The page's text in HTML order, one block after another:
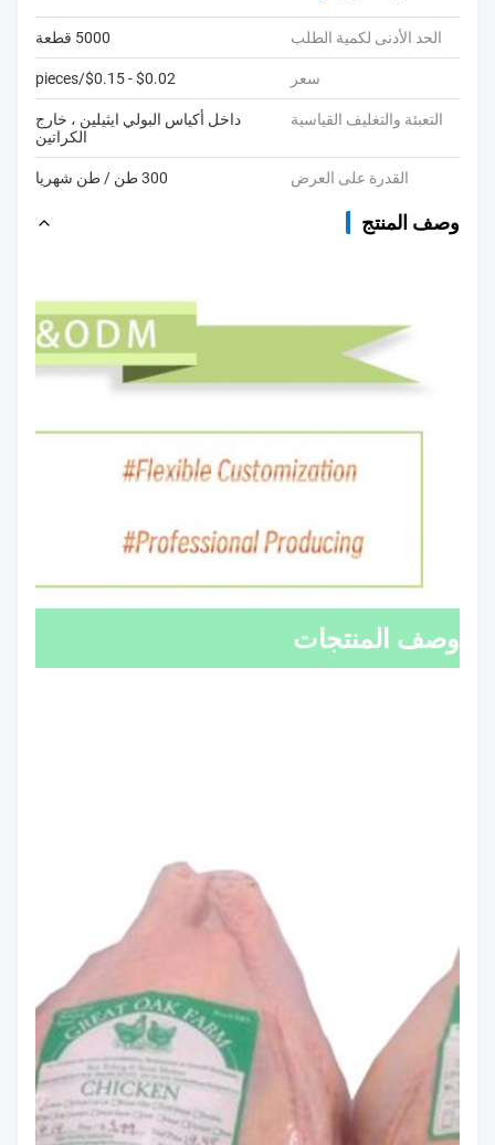
الحد الأدنى لكمية الطلب 5000 قطعة
سعر $0.02 - $0.15/pieces
التعبئة والتغليف القياسية
داخل أكياس البولي ايثيلين ، خارج
الكراتين
القدرة على العرض 300 طن / طن شهريا
وصف المنتج
وصف المنتجات